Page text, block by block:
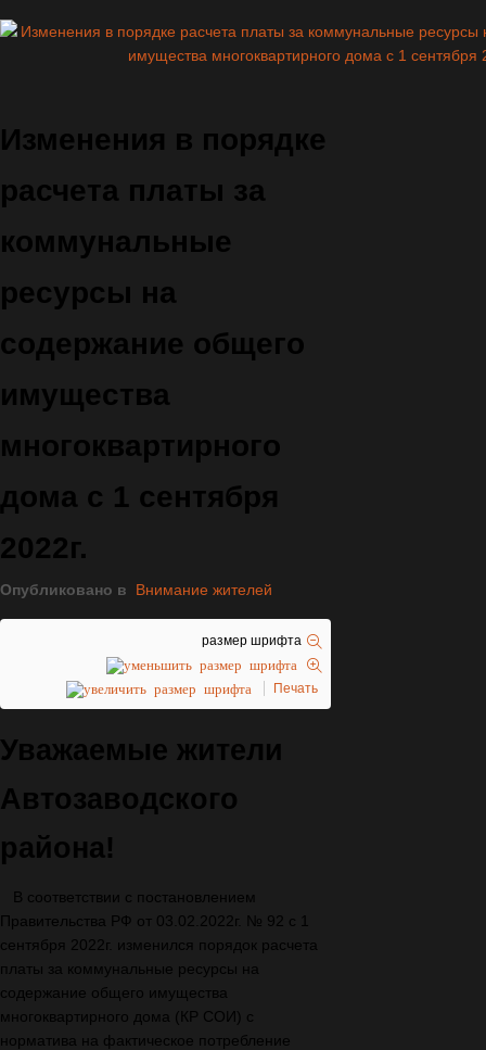
Изменения в порядке
расчета платы за
коммунальные
ресурсы на
содержание общего
имущества
многоквартирного
дома с 1 сентября
2022г.
Опубликовано в Внимание жителей
размер шрифта
Печать
Уважаемые жители
Автозаводского
района!
В соответствии с постановлением
Правительства РФ от 03.02.2022г. № 92 с 1
сентября 2022г. изменился порядок расчета
платы за коммунальные ресурсы на
содержание общего имущества
многоквартирного дома (КР СОИ) с
норматива на фактическое потребление